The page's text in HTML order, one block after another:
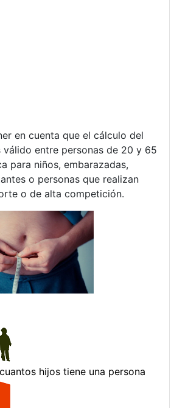
en cuenta que el cálculo del
válido entre personas de 20 y 65
para niños, embarazadas,
o personas que realizan
o de alta competición.